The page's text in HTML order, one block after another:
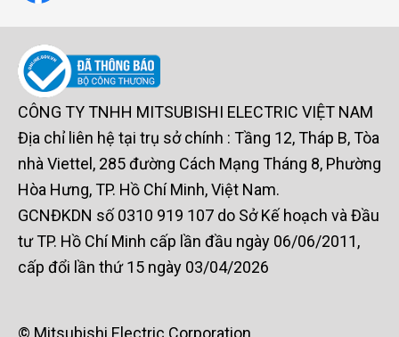
CÔNG TY TNHH MITSUBISHI ELECTRIC VIỆT NAM
Địa chỉ liên hệ tại trụ sở chính : Tầng 12, Tháp B, Tòa
nhà Viettel, 285 đường Cách Mạng Tháng 8, Phường
Hòa Hưng, TP. Hồ Chí Minh, Việt Nam.
GCNĐKDN số 0310 919 107 do Sở Kế hoạch và Đầu
tư TP. Hồ Chí Minh cấp lần đầu ngày 06/06/2011,
cấp đổi lần thứ 15 ngày 03/04/2026
© Mitsubishi Electric Corporation